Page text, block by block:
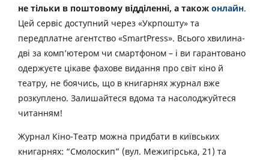
не тільки в поштовому відділенні, а також онлайн.
Цей сервіс доступний через «Укрпошту» та
передплатне агентство «SmartPress». Всього хвилина-
дві за комп’ютером чи смартфоном – і ви гарантовано
одержуєте цікаве фахове видання про світ кіно й
театру, не боячись, що в книгарнях журнал вже
розкуплено. Залишайтеся вдома та насолоджуйтеся
читанням!
Журнал Кіно-Театр можна придбати в київських
книгарнях: “Смолоскип” (вул. Межигірська, 21) та